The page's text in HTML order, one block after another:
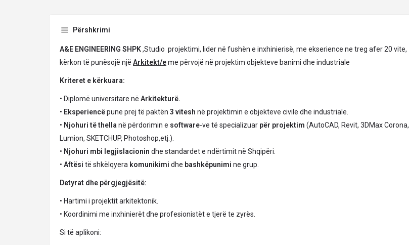
Përshkrimi
A&E ENGINEERING SHPK,Studio projektimi, lider në fushën e inxhinierisë, me ekserience ne treg afer 20 vite,
kërkon të punësojë një Arkitekt/eme përvojë në projektim objekteve banimi dhe industriale
Kriteret e kërkuara:
• Diplomë universitare në Arkitekturë.
• Eksperiencëpune prej të paktën 3 vitesh në projektimin e objekteve civile dhe industriale.
• Njohuri të thella në përdorimin e software-ve të specializuar për projektim (AutoCAD, Revit, 3DMax Corona,
Lumion, SKETCHUP, Photoshop,etj.).
• Njohuri mbi legjislacionin dhe standardet e ndërtimit në Shqipëri.
• Aftësi të shkëlqyera komunikimi dhe bashkëpunimi ne grup.
Detyrat dhe përgjegjësitë:
• Hartimi i projektit arkitektonik.
• Koordinimi me inxhinierët dhe profesionistët e tjerë te zyrës.
Si të aplikoni: